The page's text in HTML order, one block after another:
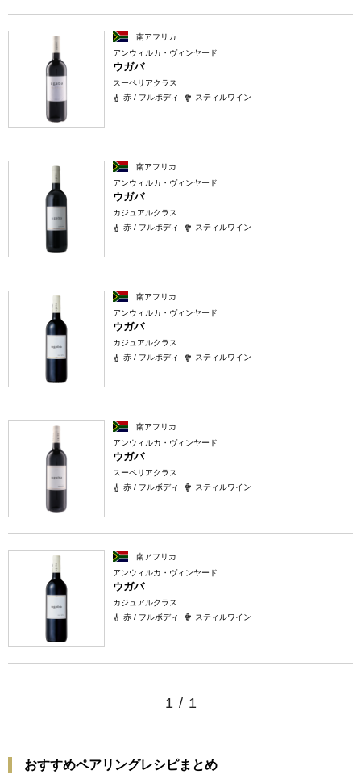
南アフリカ
アンウィルカ・ヴィンヤード
ウガバ
スーペリアクラス
赤 / フルボディ
スティルワイン
南アフリカ
アンウィルカ・ヴィンヤード
ウガバ
カジュアルクラス
赤 / フルボディ
スティルワイン
南アフリカ
アンウィルカ・ヴィンヤード
ウガバ
カジュアルクラス
赤 / フルボディ
スティルワイン
南アフリカ
アンウィルカ・ヴィンヤード
ウガバ
スーペリアクラス
赤 / フルボディ
スティルワイン
南アフリカ
アンウィルカ・ヴィンヤード
ウガバ
カジュアルクラス
赤 / フルボディ
スティルワイン
1 / 1
おすすめペアリングレシピまとめ